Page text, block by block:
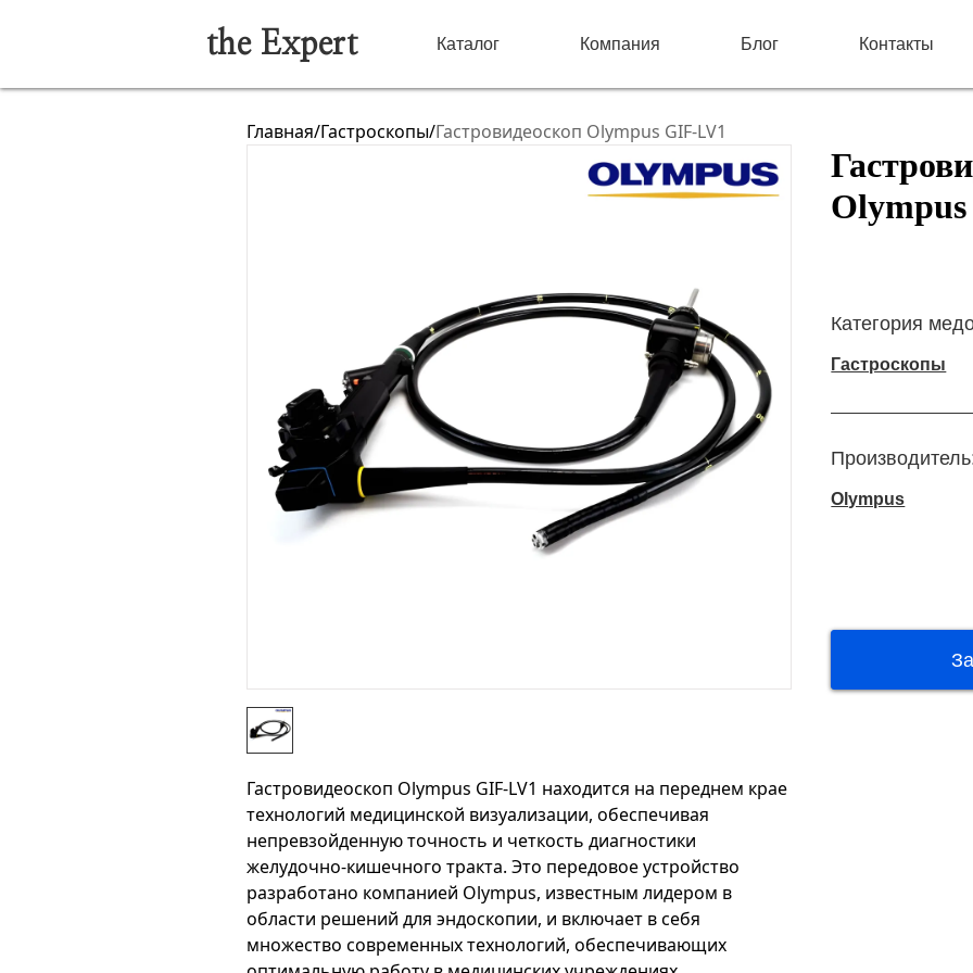
the Expert Каталог Компания Блог Контакты
Главная/Гастроскопы/Гастровидеоскоп Olympus GIF-LV1
Категория
Гастроскопы
Olympus
Гастровидеоскоп Olympus GIF-LV1 находится на переднем крае
технологий медицинской визуализации, обеспечивая
непревзойденную точность и четкость диагностики
желудочно-кишечного тракта. Это передовое устройство
разработано компанией Olympus, известным лидером в
области решений для эндоскопии, и включает в себя
множество современных технологий, обеспечивающих